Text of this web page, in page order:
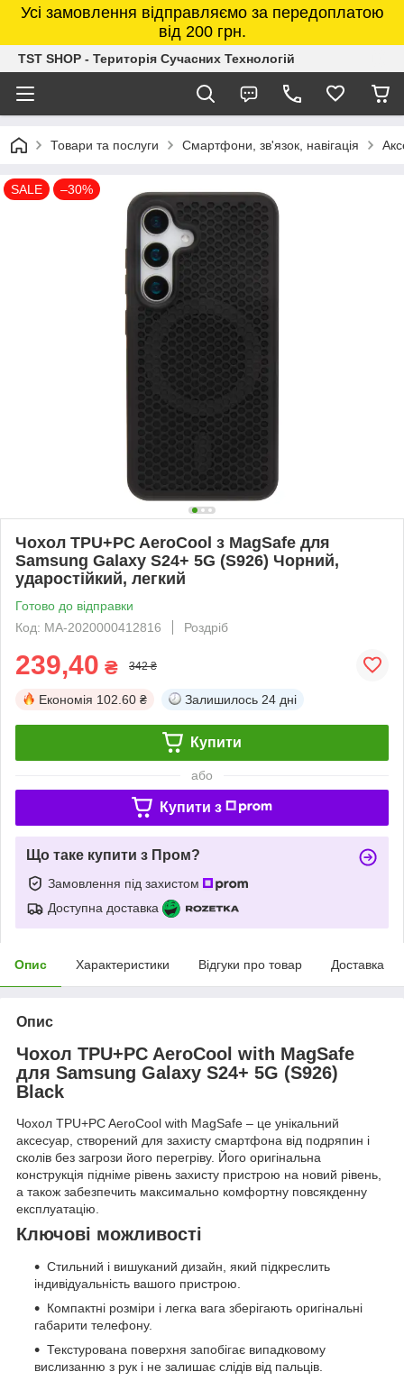
Усі замовлення відправляємо за передоплатою
від 200 грн.
TST SHOP - Територія Сучасних Технологій
Товари та послуги Смартфони, зв'язок, навігація
SALE –30%
Чохол TPU+PC AeroCool з MagSafe для
Samsung Galaxy S24+ 5G (S926) Чорний,
ударостійкий, легкий
Готово до відправки
Код: MA-2020000412816
Роздріб
239,40 ₴ 342 ₴
Економія 102.60 ₴ Залишилось 24 дні
Купити
або
Купити з
Що таке купити з Пром?
Замовлення під захистом
Доступна доставка
Опис Характеристики Відгуки про товар Доставка
Опис
Чохол TPU+PC AeroCool with MagSafe
для Samsung Galaxy S24+ 5G (S926)
Black
Чохол TPU+PC AeroCool with MagSafe – це унікальний
аксесуар, створений для захисту смартфона від подряпин і
сколів без загрози його перегріву. Його оригінальна
конструкція підніме рівень захисту пристрою на новий рівень,
а також забезпечить максимально комфортну повсякденну
експлуатацію.
Ключові можливості
Стильний і вишуканий дизайн, який підкреслить
індивідуальність вашого пристрою.
Компактні розміри і легка вага зберігають оригінальні
габарити телефону.
Текстурована поверхня запобігає випадковому
вислизанню з рук і не залишає слідів від пальців.